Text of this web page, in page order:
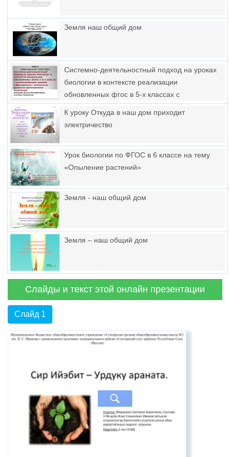
Земля наш общий дом
Системно-деятельностный подход на уроках
биологии в контексте реализации
обновленных фгос в 5-х классах с
технологии развития критического мышления
К уроку Откуда в наш дом приходит
электричество
Урок биологии по ФГОС в 6 классе на тему
«Опыление растений»
Земля - наш общий дом
Земля – наш общий дом
Слайды и текст этой онлайн презентации
Слайд 1